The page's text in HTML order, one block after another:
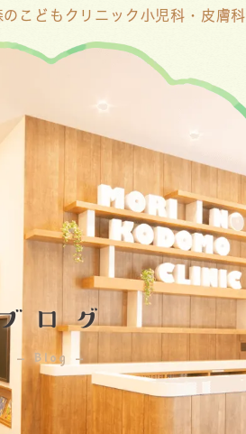
こどもクリニック小児科・皮膚科
ログ
Blog